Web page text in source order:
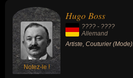
Notez-le !
Hugo Boss
???? - ????
Allemand
Artiste, Couturier (Mode).